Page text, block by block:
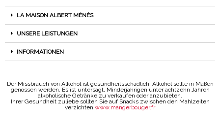
LA MAISON ALBERT MÉNÈS
UNSERE LEISTUNGEN
INFORMATIONEN
Der Missbrauch von Alkohol ist gesundheitsschädlich. Alkohol sollte in Maßen
genossen werden. Es ist untersagt, Minderjährigen unter achtzehn Jahren
alkoholische Getränke zu verkaufen oder anzubieten.
Ihrer Gesundheit zuliebe sollten Sie auf Snacks zwischen den Mahlzeiten
verzichten www.mangerbouger.fr